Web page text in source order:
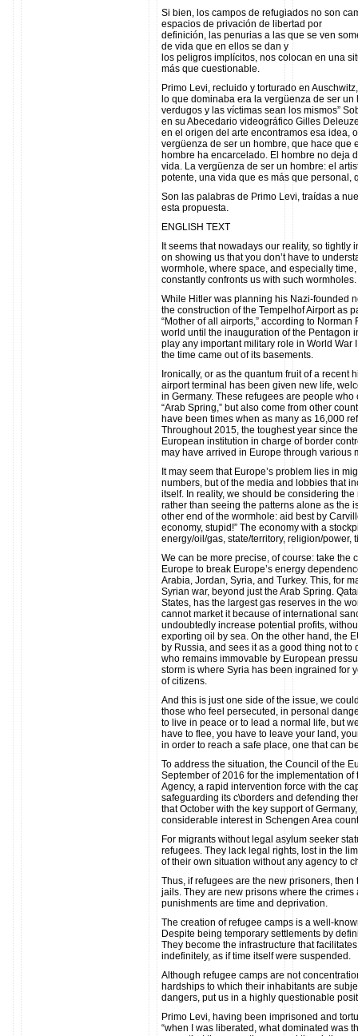
Si bien, los campos de refugiados no son
espacios de privación de libertad por
definición, las penurias a las que se ven
de vida que en ellos se dan y
los peligros implícitos, nos colocan en una
más que cuestionable.
Primo Levi, recluido y torturado en
lo que dominaba era la vergüenza de ser
verdugos y las víctimas sean los mismos”
en su Abecedario videográfico Gilles
en el origen del arte encontramos esa idea,
vergüenza de ser un hombre, que hace que
hombre ha encarcelado. El hombre no deja
vida. La vergüenza de ser un hombre: el
potente, una vida que es más que personal,
Son las palabras de Primo Levi, traídas a
esta propuesta.
ENGLISH TEXT
It seems that nowadays our reality, so
on showing us that you don’t have to
wormhole, where space, and especially
constantly confronts us with such wormholes.
While Hitler was planning his Nazi-founded
the construction of the Tempelhof Airport as
“Mother of all airports,” according to
world until the inauguration of the Pentagon
play any important military role in World War
the time came out of its basements.
Ironically, or as the quantum fruit of a
airport terminal has been given new life,
in Germany. These refugees are people
“Arab Spring,” but also come from other
have been times when as many as 16,000
Throughout 2015, the toughest year since
European institution in charge of border
may have arrived in Europe through various
It may seem that Europe’s problem lies in
numbers, but of the media and lobbies that
itself. In reality, we should be considering
rather than seeing the patterns alone as the
other end of the wormhole: aid best by
economy, stupid!” The economy with a
energy/oil/gas, state/territory, religion/power,
We can be more precise, of course: take the
Europe to break Europe’s energy
Arabia, Jordan, Syria, and Turkey. This, for
Syrian war, beyond just the Arab Spring.
States, has the largest gas reserves in the
cannot market it because of international
undoubtedly increase potential profits,
exporting oil by sea. On the other hand, the
by Russia, and sees it as a good thing not
who remains immovable by European
storm is where Syria has been ingrained for
of citizens.
And this is just one side of the issue, we
those who feel persecuted, in personal
to live in peace or to lead a normal life, but
have to flee, you have to leave your land,
in order to reach a safe place, one that can
To address the situation, the Council of the
September of 2016 for the implementation
Agency, a rapid intervention force with the
safeguarding its c\borders and defending
that October with the key support of
considerable interest in Schengen Area
For migrants without legal asylum seeker
refugees. They lack legal rights, lost in the
of their own situation without any agency to
Thus, if refugees are the new prisoners,
jails. They are new prisons where the
punishments are time and deprivation.
The creation of refugee camps is a well-
Despite being temporary settlements by
They become the infrastructure that
indefinitely, as if time itself were suspended.
Although refugee camps are not
hardships to which their inhabitants are
dangers, put us in a highly questionable
Primo Levi, having been imprisoned and
“when I was liberated, what dominated was